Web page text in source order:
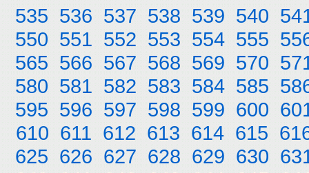
535 536 537 538 539 540
550 551 552 553 554 555
565 566 567 568 569 570
580 581 582 583 584 585
595 596 597 598 599 600
610 611 612 613 614 615
625 626 627 628 629 630